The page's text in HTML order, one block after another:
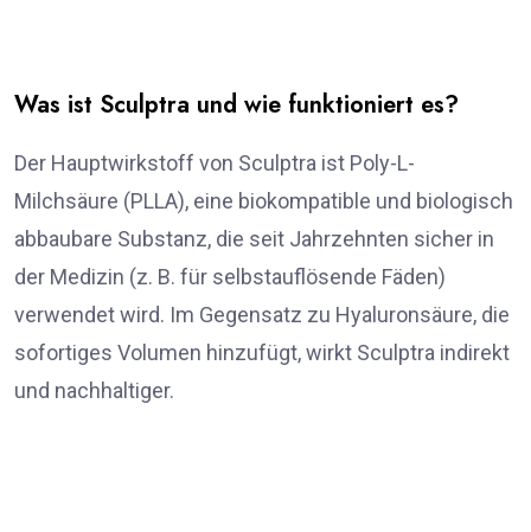
Was ist Sculptra und wie funktioniert es?
Der Hauptwirkstoff von Sculptra ist Poly-L-
Milchsäure (PLLA), eine biokompatible und biologisch
abbaubare Substanz, die seit Jahrzehnten sicher in
der Medizin (z. B. für selbstauflösende Fäden)
verwendet wird. Im Gegensatz zu Hyaluronsäure, die
sofortiges Volumen hinzufügt, wirkt Sculptra indirekt
und nachhaltiger.